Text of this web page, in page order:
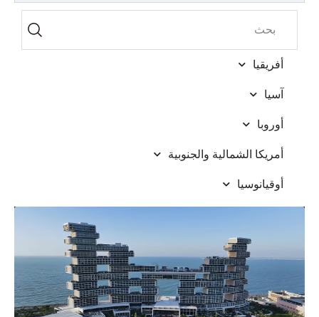
أفريقيا
آسيا
أوروبا
أمريكا الشمالية والجنوبية
أوقيانوسيا